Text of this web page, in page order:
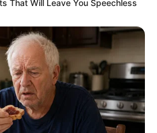
That Will Leave You Speechless